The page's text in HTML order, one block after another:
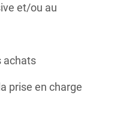
et/ou au
achats
prise en charge